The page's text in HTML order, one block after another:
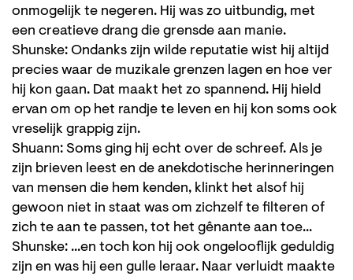
onmogelijk te negeren. Hij was zo uitbundig, met
een creatieve drang die grensde aan manie.
Shunske: Ondanks zijn wilde reputatie wist hij altijd
precies waar de muzikale grenzen lagen en hoe ver
hij kon gaan. Dat maakt het zo spannend. Hij hield
ervan om op het randje te leven en hij kon soms ook
vreselijk grappig zijn.
Shuann: Soms ging hij echt over de schreef. Als je
zijn brieven leest en de anekdotische herinneringen
van mensen die hem kenden, klinkt het alsof hij
gewoon niet in staat was om zichzelf te filteren of
zich te aan te passen, tot het gênante aan toe...
Shunske: ...en toch kon hij ook ongelooflijk geduldig
zijn en was hij een gulle leraar. Naar verluidt maakte